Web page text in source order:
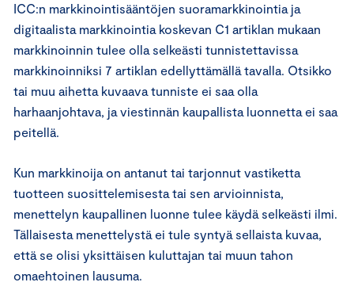
ICC:n markkinointisääntöjen suoramarkkinointia ja
digitaalista markkinointia koskevan C1 artiklan mukaan
markkinoinnin tulee olla selkeästi tunnistettavissa
markkinoinniksi 7 artiklan edellyttämällä tavalla. Otsikko
tai muu aihetta kuvaava tunniste ei saa olla
harhaanjohtava, ja viestinnän kaupallista luonnetta ei saa
peitellä.
Kun markkinoija on antanut tai tarjonnut vastiketta
tuotteen suosittelemisesta tai sen arvioinnista,
menettelyn kaupallinen luonne tulee käydä selkeästi ilmi.
Tällaisesta menettelystä ei tule syntyä sellaista kuvaa,
että se olisi yksittäisen kuluttajan tai muun tahon
omaehtoinen lausuma.